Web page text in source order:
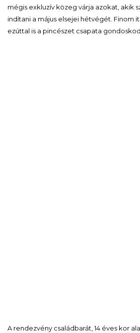
mégis exkluzív közeg várja azokat, akik
indítani a május elsejei hétvégét. Finom
ezúttal is a pincészet csapata
A rendezvény családbarát, 14 éves kor